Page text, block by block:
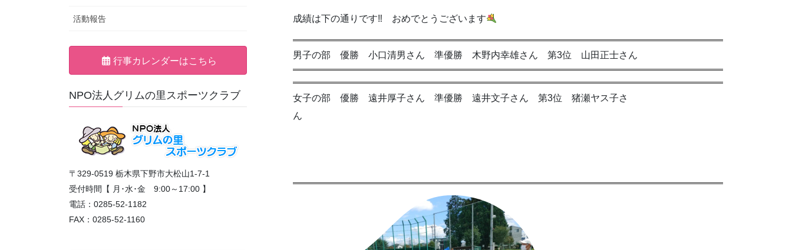
成績は下の通りです‼ おめでとうございます
男子の部 優勝 小口清男さん 準優勝 木野内幸雄さん 第3位 山田正士さん
女子の部 優勝 遠井厚子さん 準優勝 遠井文子さん 第3位 猪瀬ヤス子さ
ん
活動報告
行事カレンダーはこちら
NPO法人グリムの里スポーツクラブ
〒329-0519 栃木県下野市大松山1-7-1
受付時間【 月･水･金 9:00～17:00 】
電話：0285-52-1182
FAX：0285-52-1160